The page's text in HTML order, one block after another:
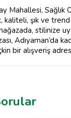
Mahallesi,
kaliteli, şık ve
stilinize
Adıyaman’da
bir alışveriş